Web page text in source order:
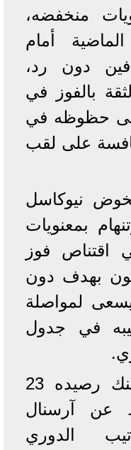
منخفضه،
أمام
دون رد،
بالفوز في
على حظوظه في
على لقب
نيوكاسل
بمعنويات
اقتناص فوز
بهدف دون
لمواصلة
في جدول
ويمتلك توتنهام في بنك رصيده 23
4 نقاط عن آرسنال
الدوري